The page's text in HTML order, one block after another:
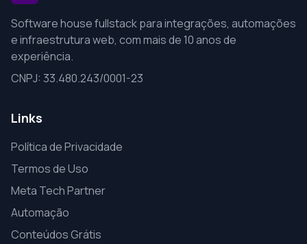
Software house fullstack para integrações, automações
e infraestrutura web, com mais de 10 anos de
experiência.
CNPJ: 33.480.243/0001-23
Links
Política de Privacidade
Termos de Uso
Meta Tech Partner
Automação
Conteúdos Grátis